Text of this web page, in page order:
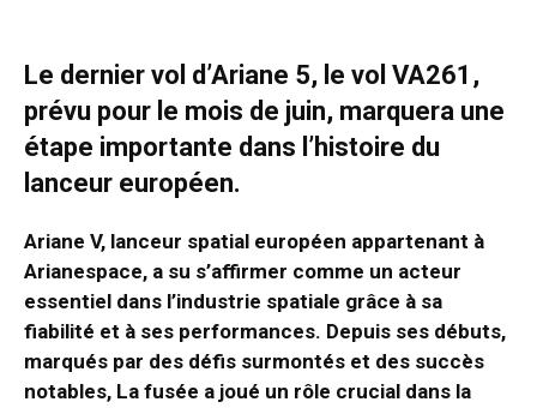
Le dernier vol d’Ariane 5, le vol VA261,
prévu pour le mois de juin, marquera une
étape importante dans l’histoire du
lanceur européen.
Ariane V, lanceur spatial européen appartenant à
Arianespace, a su s’affirmer comme un acteur
essentiel dans l’industrie spatiale grâce à sa
fiabilité et à ses performances. Depuis ses débuts,
marqués par des défis surmontés et des succès
notables, La fusée a joué un rôle crucial dans la